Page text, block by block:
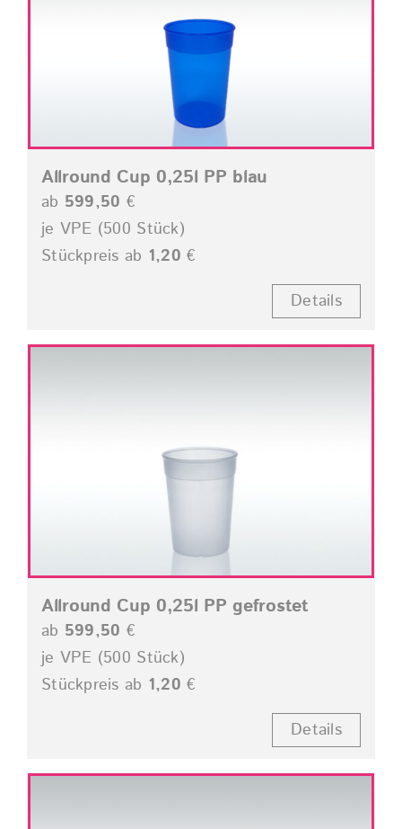
Allround Cup 0,25l PP blau
ab 599,50 €
je VPE (500 Stück)
Stückpreis ab 1,20 €
Details
Allround Cup 0,25l PP gefrostet
ab 599,50 €
je VPE (500 Stück)
Stückpreis ab 1,20 €
Details